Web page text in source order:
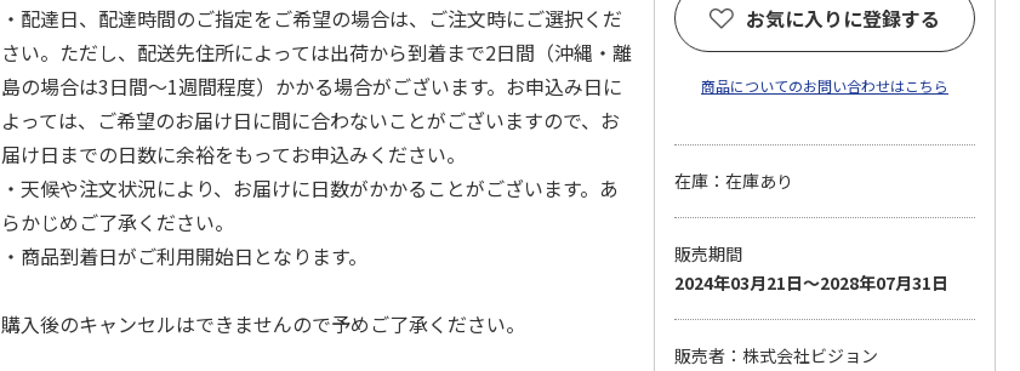
・配達日、配達時間のご指定をご希望の場合は、ご注文時にご選択くだ
さい。ただし、配送先住所によっては出荷から到着まで2日間（沖縄・離
島の場合は3日間～1週間程度）かかる場合がございます。お申込み日に
よっては、ご希望のお届け日に間に合わないことがございますので、お
届け日までの日数に余裕をもってお申込みください。
・天候や注文状況により、お届けに日数がかかることがございます。あ
らかじめご了承ください。
・商品到着日がご利用開始日となります。
購入後のキャンセルはできませんので予めご了承ください。
お気に入りに登録する
商品についてのお問い合わせはこちら
在庫：在庫あり
販売期間
2024年03月21日～2028年07月31日
販売者：株式会社ビジョン